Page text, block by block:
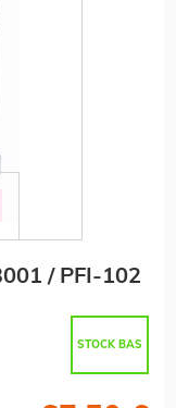
/ PFI-102
STOCK BAS